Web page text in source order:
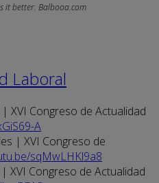
it better. Balbooa.com
Laboral
XVI Congreso de Actualidad
A
| XVI Congreso de
sqMwLHKl9a8
XVI Congreso de Actualidad